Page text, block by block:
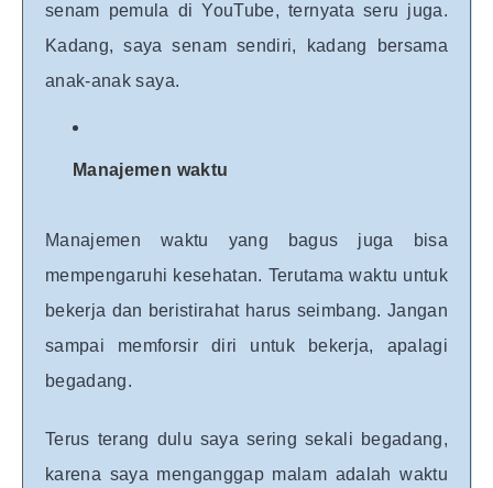
senam pemula di YouTube, ternyata seru juga.
Kadang, saya senam sendiri, kadang bersama
anak-anak saya.
Manajemen waktu
Manajemen waktu yang bagus juga bisa
mempengaruhi kesehatan. Terutama waktu untuk
bekerja dan beristirahat harus seimbang. Jangan
sampai memforsir diri untuk bekerja, apalagi
begadang.
Terus terang dulu saya sering sekali begadang,
karena saya menganggap malam adalah waktu